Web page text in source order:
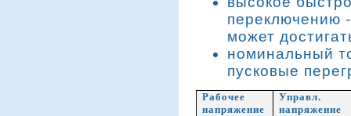
переключению
может
номинальный
пусковые
Рабочее
напряжение
Управл.
напряжение